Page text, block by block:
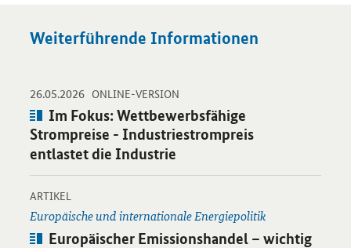
Weiterführende Informationen
26.05.2026 -
ONLINE-VERSION
Artikel:
Im Fokus: Wettbewerbsfähige
Strompreise - Industriestrompreis
entlastet die Industrie
Öffnet Einzelsicht
ARTIKEL
Europäische und internationale Energiepolitik
Artikel:
Europäischer Emissionshandel – wichtig
Öffnet Einzelsicht